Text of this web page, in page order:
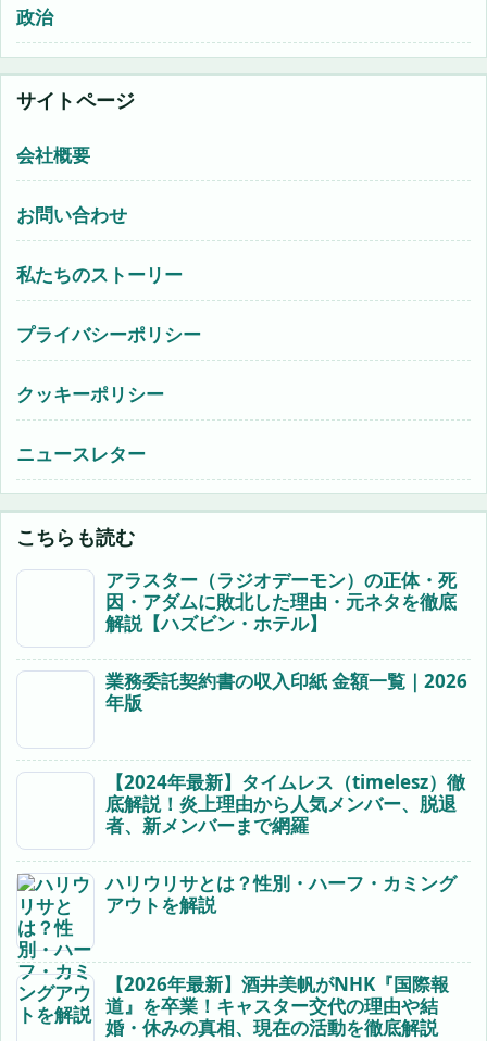
政治
サイトページ
会社概要
お問い合わせ
私たちのストーリー
プライバシーポリシー
クッキーポリシー
ニュースレター
こちらも読む
アラスター（ラジオデーモン）の正体・死
因・アダムに敗北した理由・元ネタを徹底
解説【ハズビン・ホテル】
業務委託契約書の収入印紙 金額一覧｜2026
年版
【2024年最新】タイムレス（timelesz）徹
底解説！炎上理由から人気メンバー、脱退
者、新メンバーまで網羅
ハリウリサとは？性別・ハーフ・カミング
アウトを解説
【2026年最新】酒井美帆がNHK『国際報
道』を卒業！キャスター交代の理由や結
婚・休みの真相、現在の活動を徹底解説